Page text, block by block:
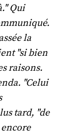
Qui
la
"si bien
raisons.
"Celui
tard, "de